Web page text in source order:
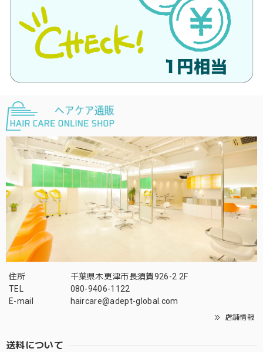
住所
千葉県木更津市長須賀926-2 2F
TEL
080-9406-1122
E-mail
haircare@adept-global.com
店舗情報
送料について